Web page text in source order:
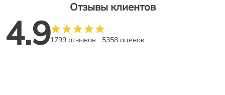
Отзывы клиентов
4.91799 отзывов 5358 оценок